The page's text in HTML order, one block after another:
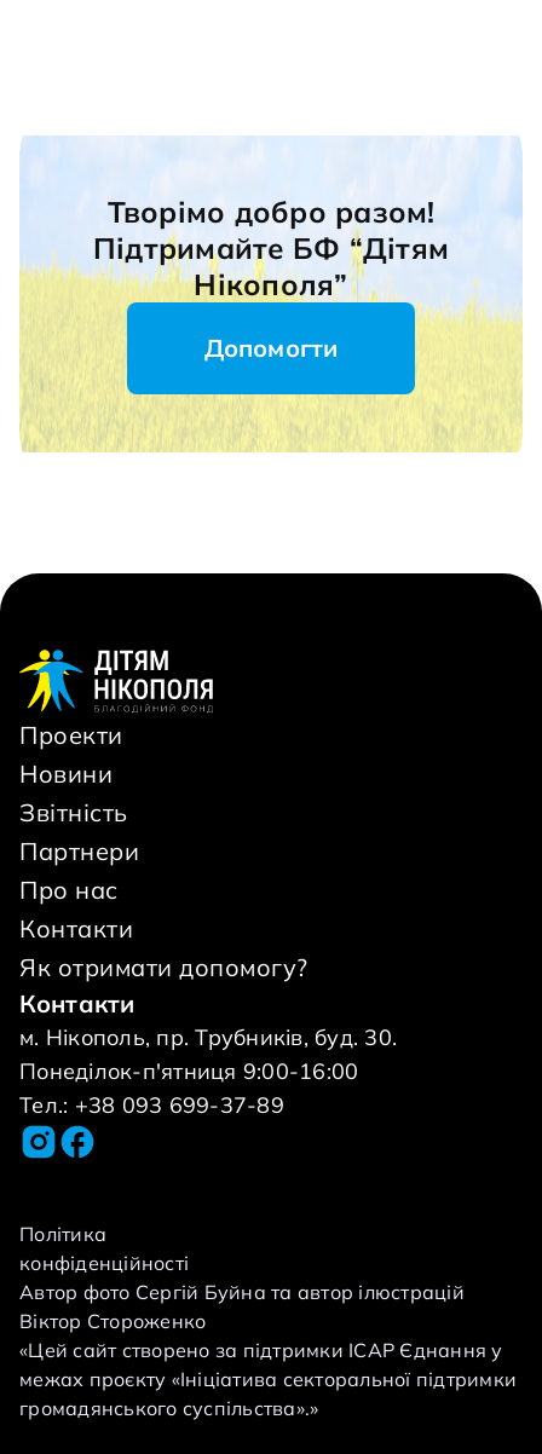
Творімо добро разом!
Підтримайте БФ “Дітям
Нікополя”
Допомогти
Проекти
Новини
Звітність
Партнери
Про нас
Контакти
Як отримати допомогу?
Контакти
м. Нікополь, пр. Трубників, буд. 30.
Понеділок-п'ятниця 9:00-16:00
Тел.: +38 093 699-37-89
Політика
конфіденційності
Автор фото Сергій Буйна та автор ілюстрацій
Віктор Стороженко
«Цей сайт створено за підтримки ІСАР Єднання у
межах проєкту «Ініціатива секторальної підтримки
громадянського суспільства».»